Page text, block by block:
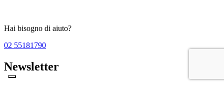
Hai bisogno di aiuto?
02 55181790
Newsletter